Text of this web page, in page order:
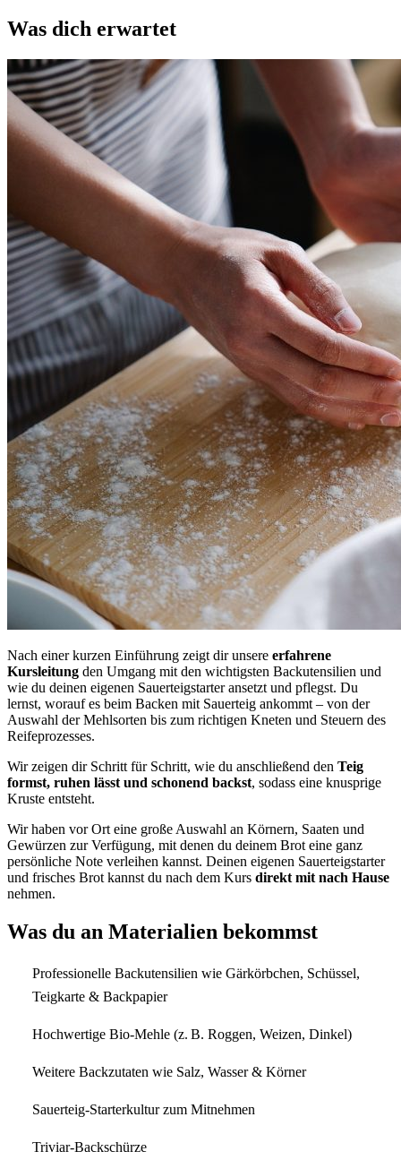
Was dich erwartet
Nach einer kurzen Einführung zeigt dir unsere erfahrene
Kursleitung den Umgang mit den wichtigsten Backutensilien und
wie du deinen eigenen Sauerteigstarter ansetzt und pflegst. Du
lernst, worauf es beim Backen mit Sauerteig ankommt – von der
Auswahl der Mehlsorten bis zum richtigen Kneten und Steuern des
Reifeprozesses.
Wir zeigen dir Schritt für Schritt, wie du anschließend den Teig
formst, ruhen lässt und schonend backst, sodass eine knusprige
Kruste entsteht.
Wir haben vor Ort eine große Auswahl an Körnern, Saaten und
Gewürzen zur Verfügung, mit denen du deinem Brot eine ganz
persönliche Note verleihen kannst. Deinen eigenen Sauerteigstarter
und frisches Brot kannst du nach dem Kurs direkt mit nach Hause
nehmen.
Was du an Materialien bekommst
Professionelle Backutensilien wie Gärkörbchen, Schüssel,
Teigkarte & Backpapier
Hochwertige Bio-Mehle (z. B. Roggen, Weizen, Dinkel)
Weitere Backzutaten wie Salz, Wasser & Körner
Sauerteig-Starterkultur zum Mitnehmen
Triviar-Backschürze